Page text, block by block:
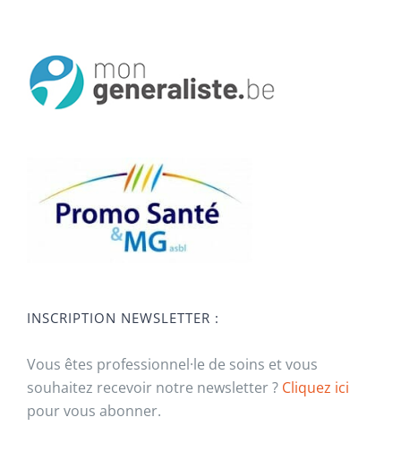
INSCRIPTION NEWSLETTER :
Vous êtes professionnel·le de soins et vous
souhaitez recevoir notre newsletter ? Cliquez ici
pour vous abonner.